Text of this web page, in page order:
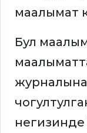
маалымат
Бул